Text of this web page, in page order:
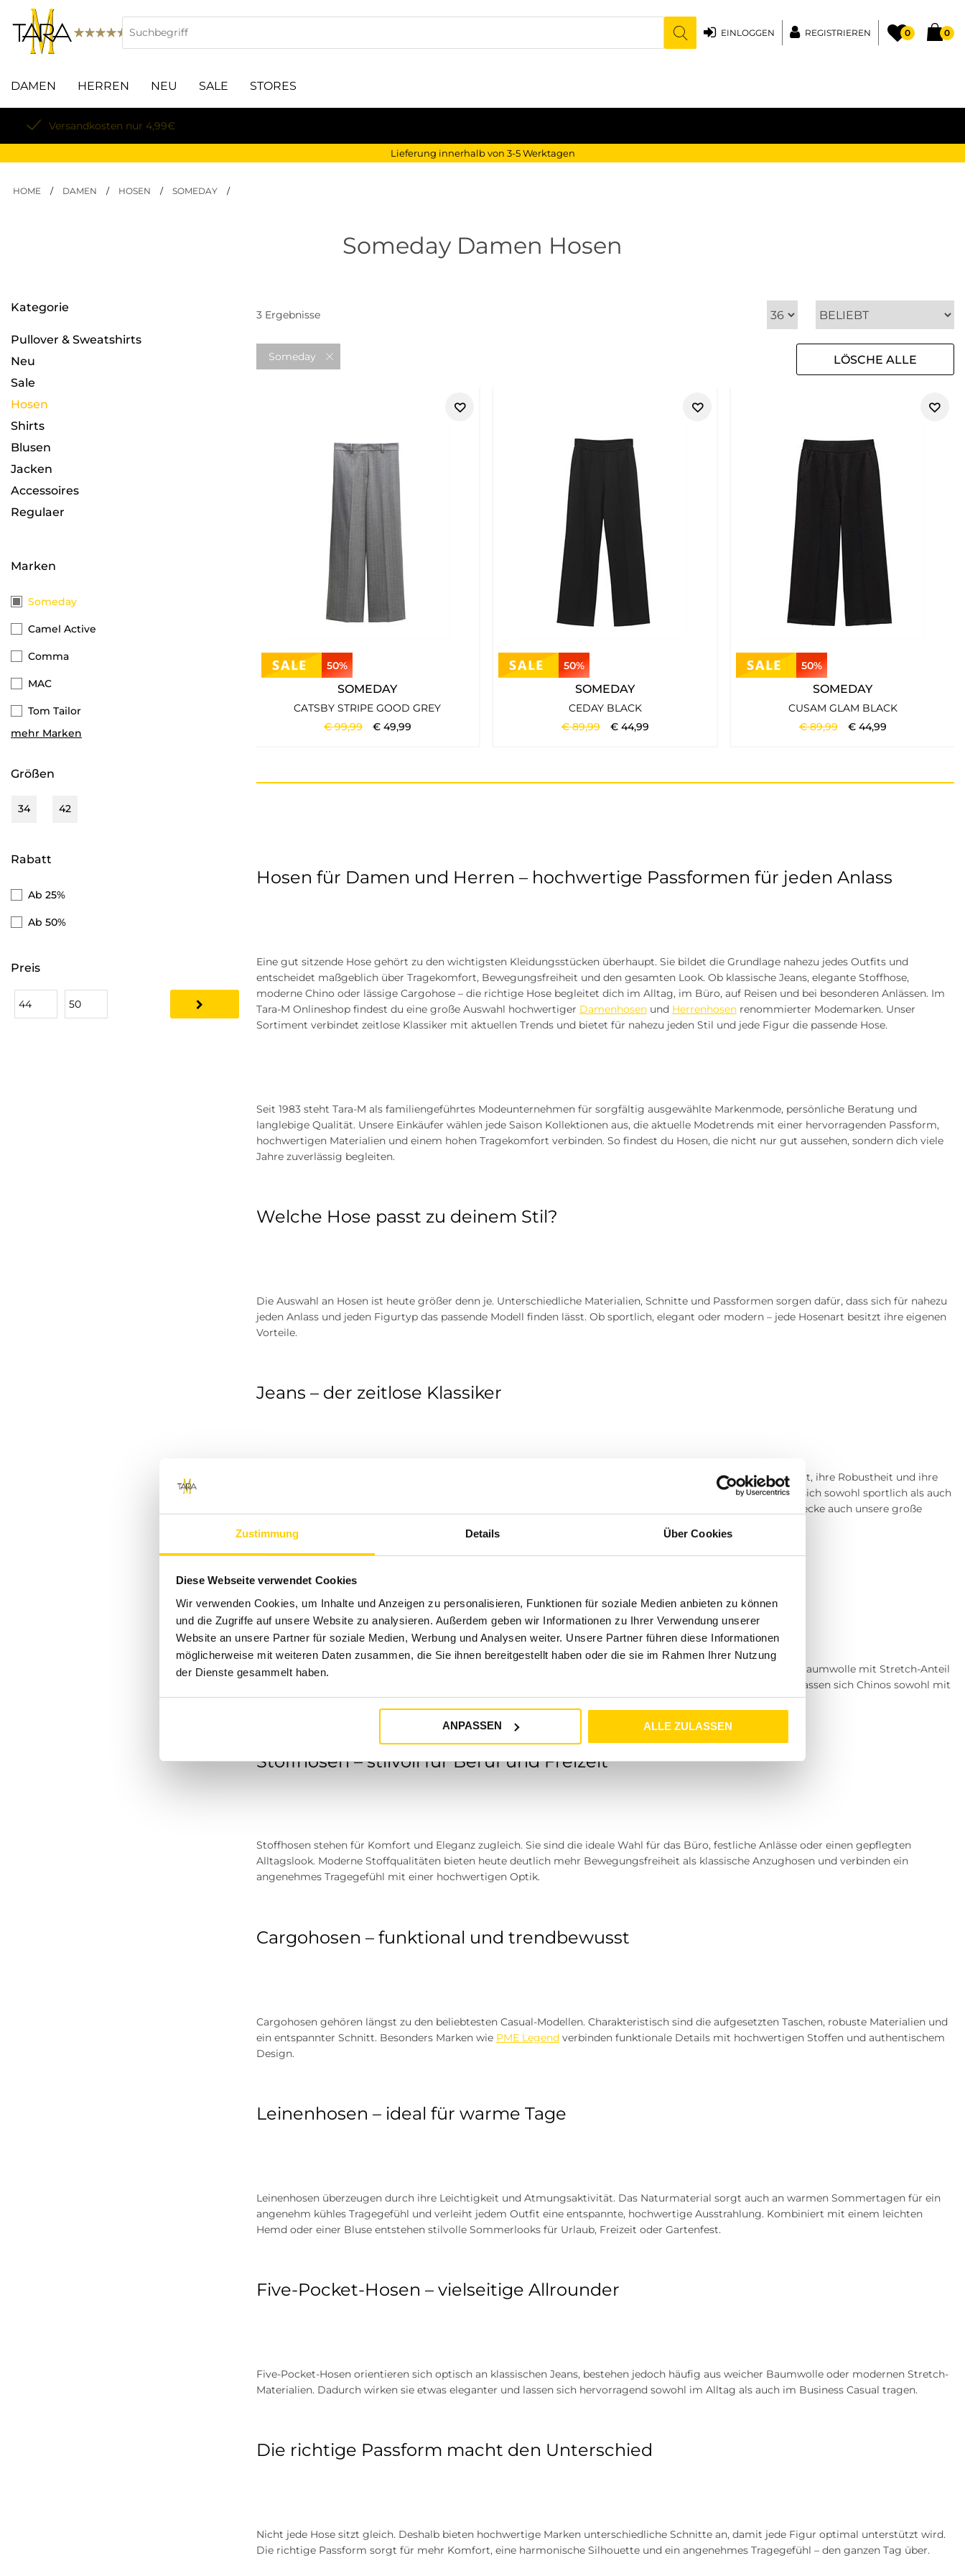
Zustimmung Details Über Cookies
Diese Webseite verwendet Cookies
Wir verwenden Cookies, um Inhalte und Anzeigen zu personalisieren, Funktionen für soziale Medien anbieten zu können
und die Zugriffe auf unsere Website zu analysieren. Außerdem geben wir Informationen zu Ihrer Verwendung unserer
Website an unsere Partner für soziale Medien, Werbung und Analysen weiter. Unsere Partner führen diese Informationen
möglicherweise mit weiteren Daten zusammen, die Sie ihnen bereitgestellt haben oder die sie im Rahmen Ihrer Nutzung
der Dienste gesammelt haben.
ANPASSEN ALLE ZULASSEN
0 0
REGISTRIEREN
EINLOGGEN
DAMEN HERREN NEU SALE STORES
Lieferung innerhalb von 3-5 Werktagen
Lieferung innerhalb von 3-5 Werktagen
HOME / DAMEN / HOSEN / SOMEDAY /
Someday Damen Hosen
Kategorie
Pullover & Sweatshirts
Neu
Sale
Hosen
Shirts
Blusen
Jacken
Accessoires
Regulaer
Marken
Someday
Camel Active
Comma
MAC
Tom Tailor
Cecil
Esprit
Only
Object
mehr Marken
Größen
34 42
Rabatt
Ab 25%
Ab 50%
Preis
3Ergebnisse
Someday LÖSCHE ALLE
50%
SOMEDAY
CATSBY STRIPE GOOD GREY
€99,99 € 49,99
50%
SOMEDAY
CEDAY BLACK
€89,99 € 44,99
50%
SOMEDAY
CUSAM GLAM BLACK
€89,99 € 44,99
Hosen für Damen und Herren – hochwertige Passformen für jeden Anlass
Eine gut sitzende Hose gehört zu den wichtigsten Kleidungsstücken überhaupt. Sie bildet die Grundlage nahezu jedes Outfits und
entscheidet maßgeblich über Tragekomfort, Bewegungsfreiheit und den gesamten Look. Ob klassische Jeans, elegante Stoffhose,
moderne Chino oder lässige Cargohose – die richtige Hose begleitet dich im Alltag, im Büro, auf Reisen und bei besonderen Anlässen. Im
Tara-M Onlineshop findest du eine große Auswahl hochwertiger Damenhosenund Herrenhosenrenommierter Modemarken. Unser
Sortiment verbindet zeitlose Klassiker mit aktuellen Trends und bietet für nahezu jeden Stil und jede Figur die passende Hose.
Seit 1983 steht Tara-M als familiengeführtes Modeunternehmen für sorgfältig ausgewählte Markenmode, persönliche Beratung und
langlebige Qualität. Unsere Einkäufer wählen jede Saison Kollektionen aus, die aktuelle Modetrends mit einer hervorragenden Passform,
hochwertigen Materialien und einem hohen Tragekomfort verbinden. So findest du Hosen, die nicht nur gut aussehen, sondern dich viele
Jahre zuverlässig begleiten.
Welche Hose passt zu deinem Stil?
Die Auswahl an Hosen ist heute größer denn je. Unterschiedliche Materialien, Schnitte und Passformen sorgen dafür, dass sich für nahezu
jeden Anlass und jeden Figurtyp das passende Modell finden lässt. Ob sportlich, elegant oder modern – jede Hosenart besitzt ihre eigenen
Vorteile.
Jeans – der zeitlose Klassiker
Jeans gehören seit Jahrzehnten zu den beliebtesten Hosen überhaupt. Sie überzeugen durch ihre Vielseitigkeit, ihre Robustheit und ihre
unzähligen Kombinationsmöglichkeiten. Ob Slim Fit, Straight Leg, Wide Leg oder Relaxed Fit – Jeans lassen sich sowohl sportlich als auch
. Entdecke auch unsere große
Chinos – modern und vielseitig
Chinohosen verbinden sportliche Leichtigkeit mit gepflegter Eleganz. Sie bestehen meist aus hochwertiger Baumwolle mit Stretch-Anteil
und eignen sich hervorragend für Business Casual, Freizeit oder besondere Anlässe. Dank ihrer klaren Linien lassen sich Chinos sowohl mit
Sneakern als auch mit eleganten Schuhen kombinieren.
Stoffhosen – stilvoll für Beruf und Freizeit
Stoffhosen stehen für Komfort und Eleganz zugleich. Sie sind die ideale Wahl für das Büro, festliche Anlässe oder einen gepflegten
Alltagslook. Moderne Stoffqualitäten bieten heute deutlich mehr Bewegungsfreiheit als klassische Anzughosen und verbinden ein
angenehmes Tragegefühl mit einer hochwertigen Optik.
Cargohosen – funktional und trendbewusst
Cargohosen gehören längst zu den beliebtesten Casual-Modellen. Charakteristisch sind die aufgesetzten Taschen, robuste Materialien und
ein entspannter Schnitt. Besonders Marken wie PME Legendverbinden funktionale Details mit hochwertigen Stoffen und authentischem
Design.
Leinenhosen – ideal für warme Tage
Leinenhosen überzeugen durch ihre Leichtigkeit und Atmungsaktivität. Das Naturmaterial sorgt auch an warmen Sommertagen für ein
angenehm kühles Tragegefühl und verleiht jedem Outfit eine entspannte, hochwertige Ausstrahlung. Kombiniert mit einem leichten
Hemd oder einer Bluse entstehen stilvolle Sommerlooks für Urlaub, Freizeit oder Gartenfest.
Five-Pocket-Hosen – vielseitige Allrounder
Five-Pocket-Hosen orientieren sich optisch an klassischen Jeans, bestehen jedoch häufig aus weicher Baumwolle oder modernen Stretch-
Materialien. Dadurch wirken sie etwas eleganter und lassen sich hervorragend sowohl im Alltag als auch im Business Casual tragen.
Die richtige Passform macht den Unterschied
Nicht jede Hose sitzt gleich. Deshalb bieten hochwertige Marken unterschiedliche Schnitte an, damit jede Figur optimal unterstützt wird.
Die richtige Passform sorgt für mehr Komfort, eine harmonische Silhouette und ein angenehmes Tragegefühl – den ganzen Tag über.